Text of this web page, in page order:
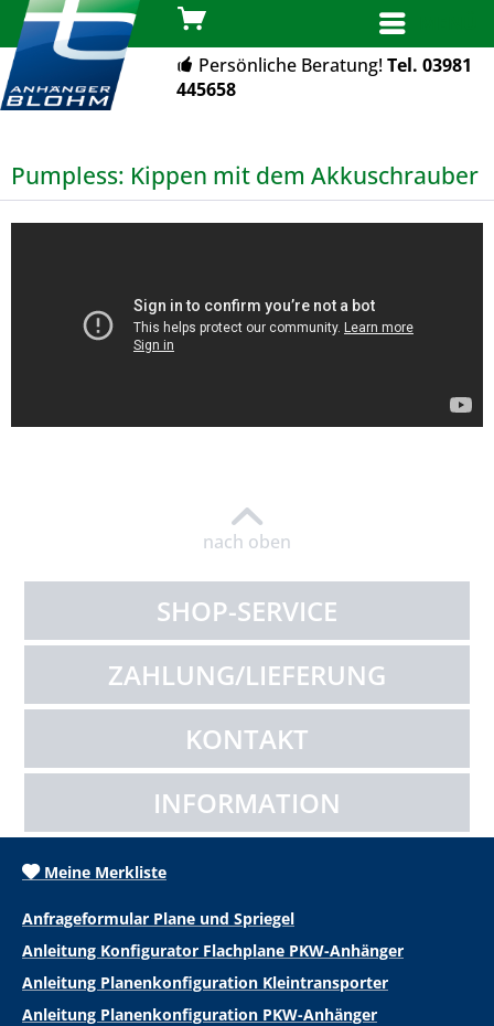
Persönliche Beratung!Tel. 03981
445658
Pumpless: Kippen mit dem Akkuschrauber
nach oben
SHOP-SERVICE
ZAHLUNG/LIEFERUNG
KONTAKT
INFORMATION
Meine Merkliste
Anfrageformular Plane und Spriegel
Anleitung Konfigurator Flachplane PKW-Anhänger
Anleitung Planenkonfiguration Kleintransporter
Anleitung Planenkonfiguration PKW-Anhänger